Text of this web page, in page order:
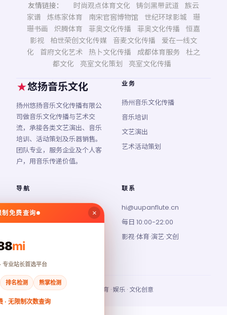
友情链接： 时尚观点体育文化 铸剑黑带武道
族云
家谱
炼练家体育 南宋官窖博物馆 世纪环球影城
珊
珊书画
炽腾体育 菲奥文化传播 菲奥文化传播
恒嘉
影视
柏世荣创文化传媒 音麦文化传播
爱在一线文
化
首府文化艺术 热卜文化传播 成都体育服务 杜之
都文化
亮室文化策划 亮室文化传播
悠扬音乐文化
扬州悠扬音乐文化传播有限公
司做音乐文化传播与艺术交
流，承接各类文艺演出、音乐
培训、活动策划及乐器销售。
团队专业，服务企业及个人客
户，用音乐传递价值。
业务
扬州音乐文化传播
音乐培训
文艺演出
艺术活动策划
导航
首页
行业资讯
联系我们
联系
hi@uupanflute.cn
每日 10:00-22:00
影视·体育·演艺·文创
© 2026 悠扬音乐文化 · 影视 · 体育 · 娱乐 · 文化创意
×
免费查询
mi
专业站长首选平台
排名检测 熊掌检测
· 无限制次数查询